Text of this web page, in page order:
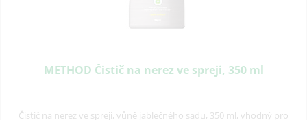
METHOD Čistič na nerez ve spreji, 350 ml
Čistič na nerez ve spreji, vůně jablečného sadu, 350 ml, vhodný pro